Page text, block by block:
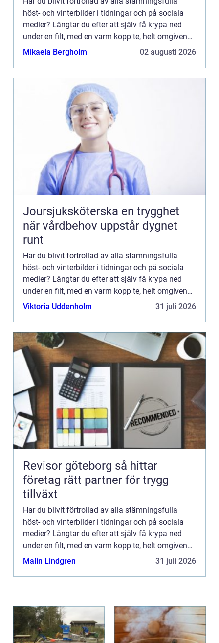
höst- och vinterbilder i tidningar och på sociala
medier? Längtar du efter att själv få krypa ned
under en filt, med en varm kopp te, helt omgiven
av en mysig belysning? Lösningen kan vara
Mikaela Bergholm 02 augusti 2026
Joursjuksköterska en trygghet
när vårdbehov uppstår dygnet
runt
Har du blivit förtrollad av alla stämningsfulla
höst- och vinterbilder i tidningar och på sociala
medier? Längtar du efter att själv få krypa ned
under en filt, med en varm kopp te, helt omgiven
av en mysig belysning? Lösningen kan vara
Viktoria Uddenholm 31 juli 2026
Revisor göteborg så hittar
företag rätt partner för trygg
tillväxt
Har du blivit förtrollad av alla stämningsfulla
höst- och vinterbilder i tidningar och på sociala
medier? Längtar du efter att själv få krypa ned
under en filt, med en varm kopp te, helt omgiven
av en mysig belysning? Lösningen kan vara
Malin Lindgren 31 juli 2026